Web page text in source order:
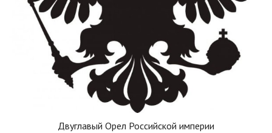
Двуглавый Орел Российской империи